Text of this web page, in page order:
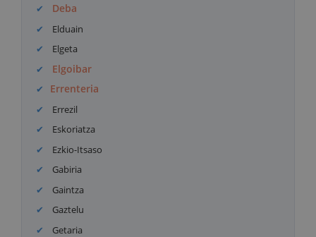
Deba
Elduain
Elgeta
Elgoibar
Errenteria
Errezil
Eskoriatza
Ezkio-Itsaso
Gabiria
Gaintza
Gaztelu
Getaria